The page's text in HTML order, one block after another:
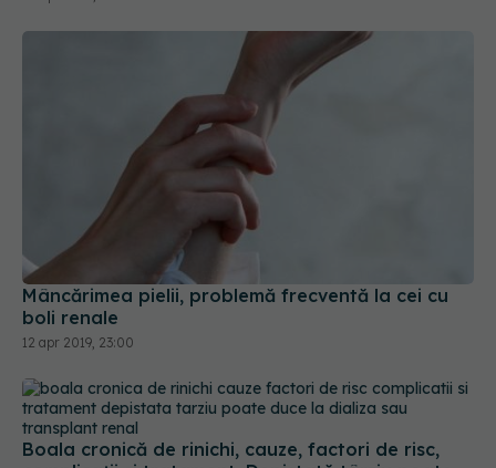
Mâncărimea pielii, problemă frecventă la cei cu
boli renale
12 apr 2019, 23:00
Boala cronică de rinichi, cauze, factori de risc,